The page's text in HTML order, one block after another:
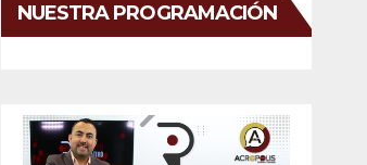
NUESTRA PROGRAMACIÓN